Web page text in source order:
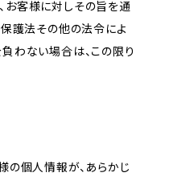
お客様に対しその旨を通
保護法その他の法令によ
わない場合は、この限り
の個人情報が、あらかじ